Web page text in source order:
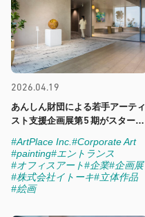
2026.04.19
あんしん財団による若手アーティ
スト支援企画展第5 期がスタート
#ArtPlace Inc. #Corporate Art
#painting#エントランス
#オフィスアート#企業#企画展
#株式会社イトーキ#立体作品
#絵画